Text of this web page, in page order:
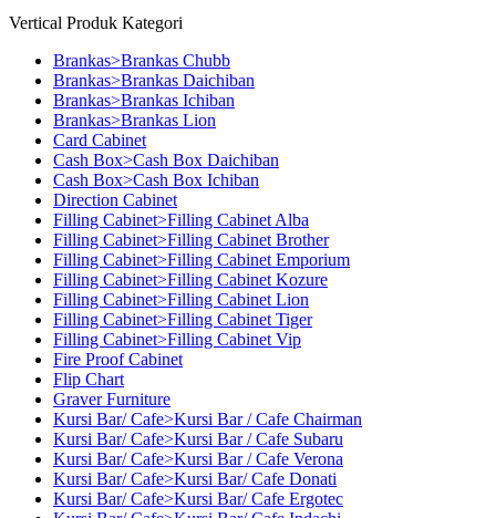
Vertical Produk Kategori
Brankas>Brankas Chubb
Brankas>Brankas Daichiban
Brankas>Brankas Ichiban
Brankas>Brankas Lion
Card Cabinet
Cash Box>Cash Box Daichiban
Cash Box>Cash Box Ichiban
Direction Cabinet
Filling Cabinet>Filling Cabinet Alba
Filling Cabinet>Filling Cabinet Brother
Filling Cabinet>Filling Cabinet Emporium
Filling Cabinet>Filling Cabinet Kozure
Filling Cabinet>Filling Cabinet Lion
Filling Cabinet>Filling Cabinet Tiger
Filling Cabinet>Filling Cabinet Vip
Fire Proof Cabinet
Flip Chart
Graver Furniture
Kursi Bar/ Cafe>Kursi Bar / Cafe Chairman
Kursi Bar/ Cafe>Kursi Bar / Cafe Subaru
Kursi Bar/ Cafe>Kursi Bar / Cafe Verona
Kursi Bar/ Cafe>Kursi Bar/ Cafe Donati
Kursi Bar/ Cafe>Kursi Bar/ Cafe Ergotec